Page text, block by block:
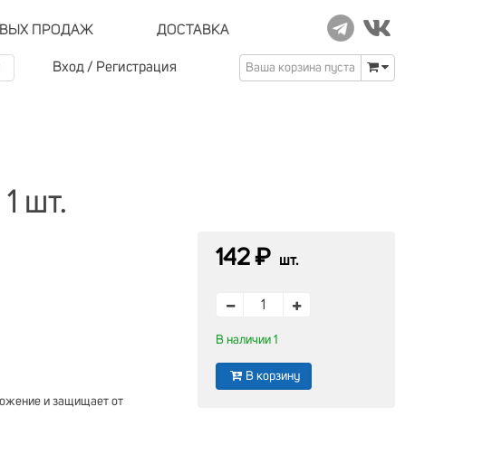
ПРОДАЖ ДОСТАВКА
Вход / Регистрация Ваша корзина пуста
шт.
и защищает от
142 ₽ шт.
В наличии 1
В корзину